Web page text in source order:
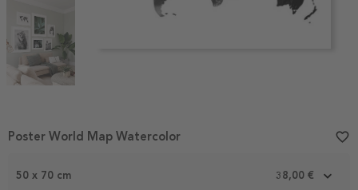
1
50 x 70 cm 38,00 €
Poster World Map Watercolor favorite_border